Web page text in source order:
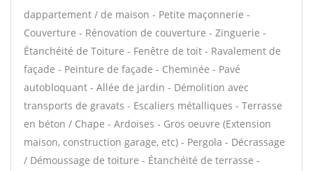
dappartement / de maison - Petite maçonnerie -
Couverture - Rénovation de couverture - Zinguerie -
Étanchéité de Toiture - Fenêtre de toit - Ravalement de
façade - Peinture de façade - Cheminée - Pavé
autobloquant - Allée de jardin - Démolition avec
transports de gravats - Escaliers métalliques - Terrasse
en béton / Chape - Ardoises - Gros oeuvre (Extension
maison, construction garage, etc) - Pergola - Décrassage
/ Démoussage de toiture - Étanchéité de terrasse -